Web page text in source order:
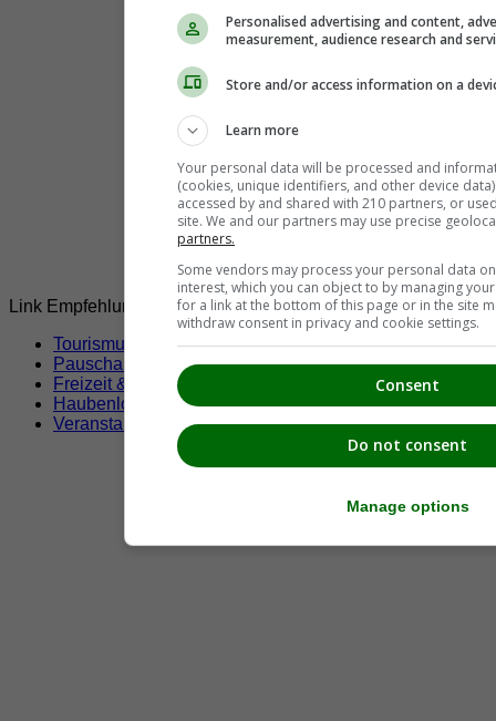
Link Empfehlungen
Tourismusverbände
Pauschalangebote
Freizeit & Sport
Haubenlokale
Veranstaltungen
Personalised advertising and content,
measurement, audience research and
Store and/or access information on a
Learn more
Your personal data will be processed and
(cookies, unique identifiers, and other device
accessed by and shared with 210 partners, or
site. We and our partners may use precise
partners.
Some vendors may process your personal data
interest, which you can object to by managing
for a link at the bottom of this page or in the site
withdraw consent in privacy and cookie settings.
Consent
Do not consent
Manage options